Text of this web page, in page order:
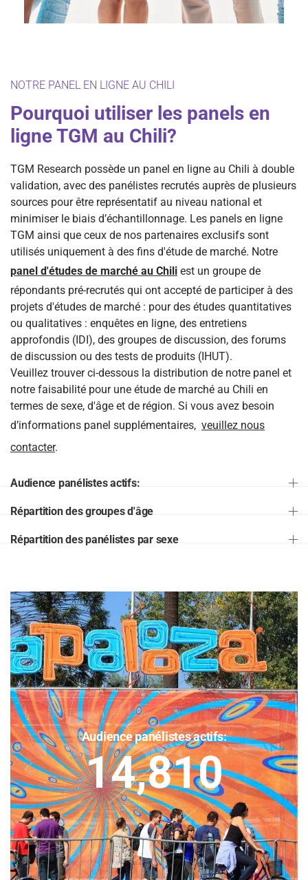
NOTRE PANEL EN LIGNE AU CHILI
Pourquoi utiliser les panels en
ligne TGM au Chili?
TGM Research possède un panel en ligne au Chili à double
validation, avec des panélistes recrutés auprès de plusieurs
sources pour être représentatif au niveau national et
minimiser le biais d’échantillonnage. Les panels en ligne
TGM ainsi que ceux de nos partenaires exclusifs sont
utilisés uniquement à des fins d'étude de marché. Notre
panel d'études de marché au Chili est un groupe de
répondants pré-recrutés qui ont accepté de participer à des
projets d'études de marché : pour des études quantitatives
ou qualitatives : enquêtes en ligne, des entretiens
approfondis (IDI), des groupes de discussion, des forums
de discussion ou des tests de produits (IHUT).
Veuillez trouver ci-dessous la distribution de notre panel et
notre faisabilité pour une étude de marché au Chili en
termes de sexe, d'âge et de région. Si vous avez besoin
d’informations panel supplémentaires, veuillez nous
contacter.
Audience panélistes actifs:
Répartition des groupes d'âge
Répartition des panélistes par sexe
Audience panélistes actifs:
14,810